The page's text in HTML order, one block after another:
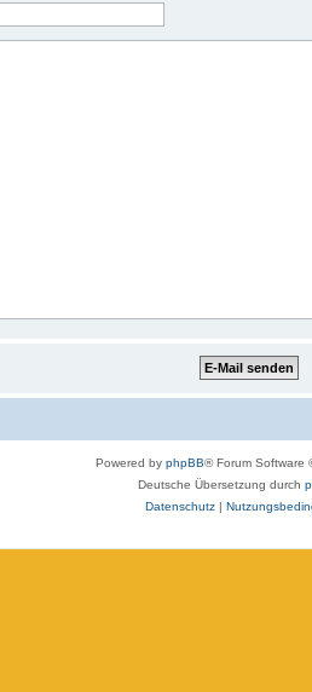
Powered by phpBB® Forum Software
Deutsche Übersetzung durch
Datenschutz|